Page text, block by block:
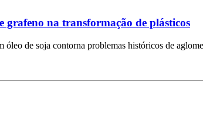
grafeno na transformação de plásticos
de soja contorna problemas históricos de